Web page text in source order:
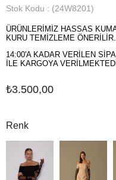
Stok Kodu (24W8201)
ÜRÜNLERİMİZ HASSAS
KURU TEMİZLEME ÖNERİLİR.
14:00'A KADAR VERİLEN
İLE KARGOYA
₺3.500,00
Renk